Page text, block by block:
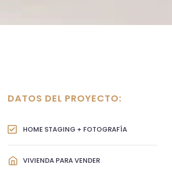
DATOS DEL PROYECTO:
HOME STAGING + FOTOGRAFÍA
VIVIENDA PARA VENDER